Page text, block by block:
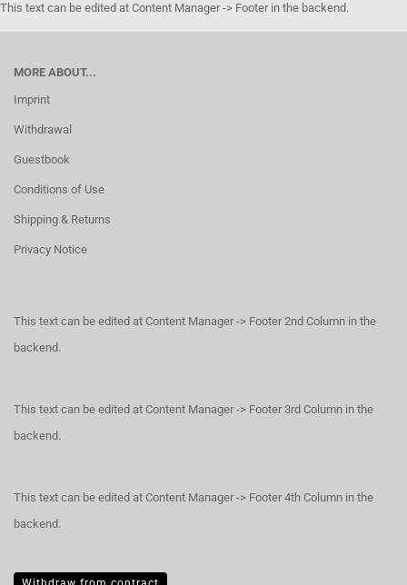
This text can be edited at Content Manager -> Footer in the backend.
MORE ABOUT...
Imprint
Withdrawal
Guestbook
Conditions of Use
Shipping & Returns
Privacy Notice
This text can be edited at Content Manager -> Footer 2nd Column in the
backend.
This text can be edited at Content Manager -> Footer 3rd Column in the
backend.
This text can be edited at Content Manager -> Footer 4th Column in the
backend.